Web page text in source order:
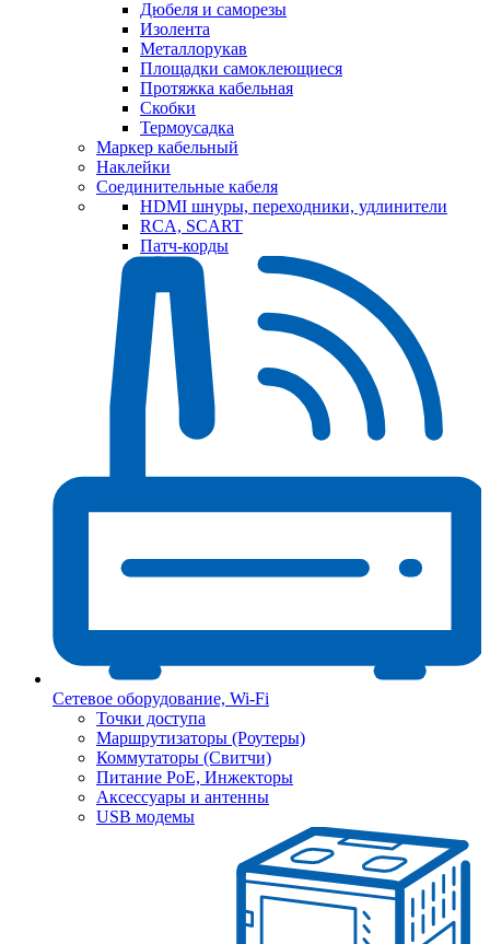
Дюбеля и саморезы
Изолента
Металлорукав
Площадки самоклеющиеся
Протяжка кабельная
Скобки
Термоусадка
Маркер кабельный
Наклейки
Соединительные кабеля
HDMI шнуры, переходники, удлинители
RCA, SCART
Патч-корды
Сетевое оборудование, Wi-Fi
Точки доступа
Маршрутизаторы (Роутеры)
Коммутаторы (Свитчи)
Питание PoE, Инжекторы
Аксессуары и антенны
USB модемы